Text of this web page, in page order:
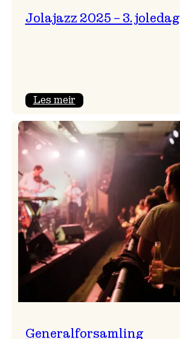
Jolajazz 2025 – 3. joledag
Les meir:
2025
–
joledag
Generalforsamling